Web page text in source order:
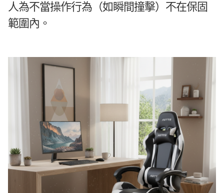
人為不當操作行為（如瞬間撞擊）不在保固
範圍內。